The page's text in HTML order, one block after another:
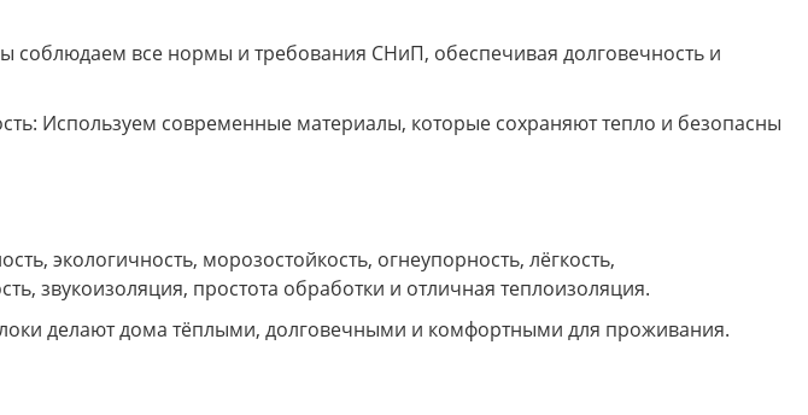
соблюдаем все нормы и требования СНиП, обеспечивая долговечность и
Используем современные материалы, которые сохраняют тепло и безопасны
экологичность, морозостойкость, огнеупорность, лёгкость,
звукоизоляция, простота обработки и отличная теплоизоляция.
делают дома тёплыми, долговечными и комфортными для проживания.